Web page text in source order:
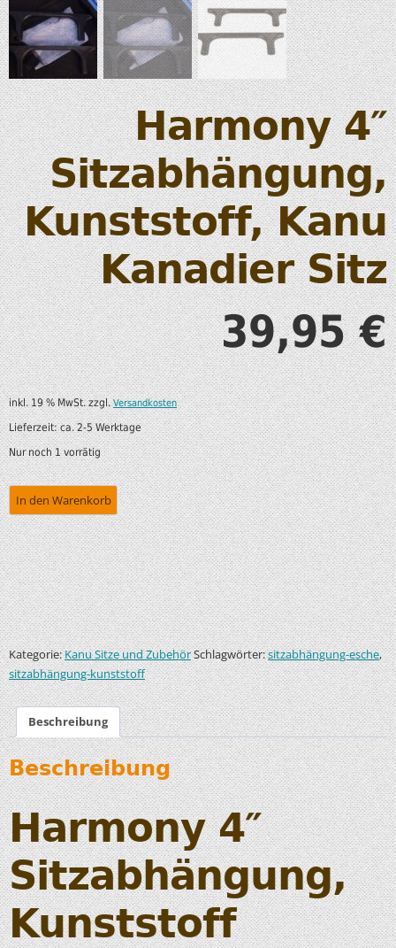
Harmony 4″
Sitzabhängung,
Kunststoff, Kanu
Kanadier Sitz
39,95€
inkl. 19 % MwSt. zzgl.Versandkosten
Lieferzeit:ca. 2-5 Werktage
Nur noch 1 vorrätig
In den Warenkorb
Kategorie:Kanu Sitze und ZubehörSchlagwörter:sitzabhängung-esche,
sitzabhängung-kunststoff
Beschreibung
Beschreibung
Harmony 4″
Sitzabhängung,
Kunststoff